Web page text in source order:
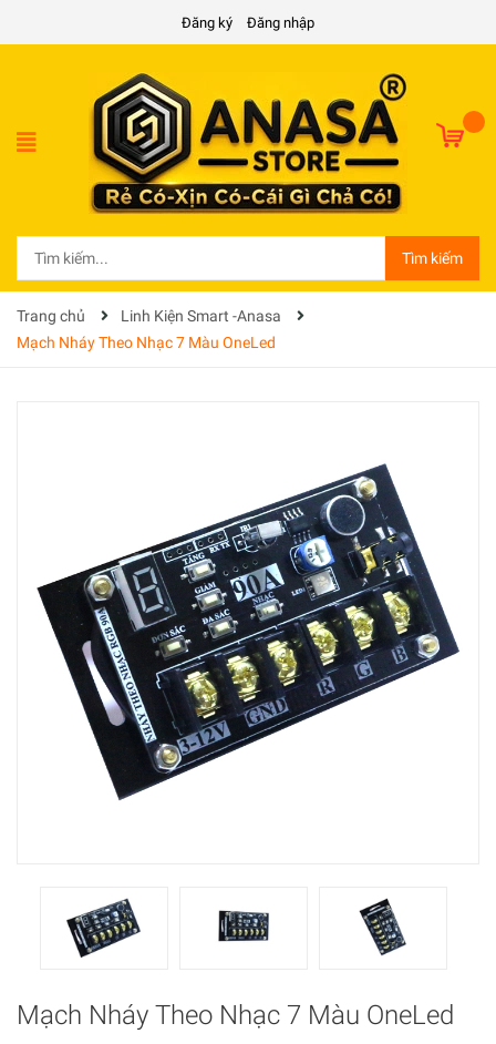
Đăng ký Đăng nhập
Tìm kiếm
Trang chủ
Linh Kiện Smart -Anasa
Mạch Nháy Theo Nhạc 7 Màu OneLed
Mạch Nháy Theo Nhạc 7 Màu OneLed